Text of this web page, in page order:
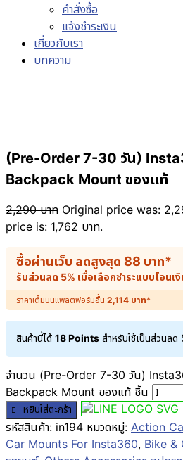
คำสั่งซื้อ
แจ้งชำระเงิน
เกี่ยวกับเรา
บทความ
(Pre-Order 7-30 วัน)
Backpack Mount ของแท้
2,290บาท Original price was:
price is: 1,762 บาท.
ซื้อผ่านเว็บ ลดสูงสุด 88 บาท*
รับส่วนลด 5% เมื่อเลือกชำระแบบโอนเงิ
ราคาเต็มบนแพลตฟอร์มอื่น 2,114 บาท*
สินค้านี้ได้ 18 Points สำหรับใช้เป็นส่วนลด
จำนวน (Pre-Order 7-30 วัน)
Backpack Mount ของแท้ ชิ้น
หยิบใส่ตะกร้า
รหัสสินค้า: in194 หมวดหมู่: Action
Car Mounts For Insta360, Bike &